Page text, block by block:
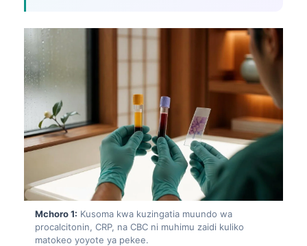
Mchoro 1: Kusoma kwa kuzingatia muundo wa
procalcitonin, CRP, na CBC ni muhimu zaidi kuliko
matokeo yoyote ya pekee.